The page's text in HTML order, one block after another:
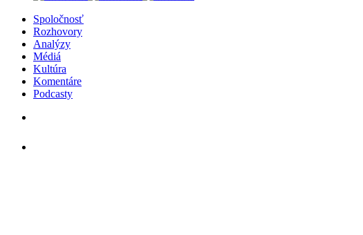
Spoločnosť
Rozhovory
Analýzy
Médiá
Kultúra
Komentáre
Podcasty